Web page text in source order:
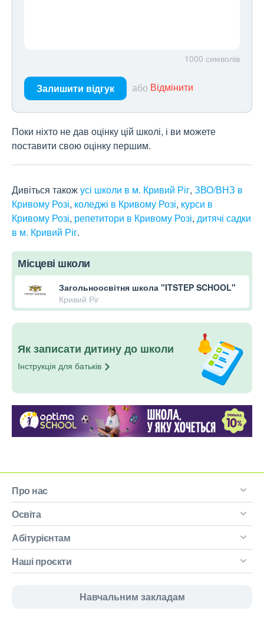
1000 символів
Залишити відгук або Відмінити
Поки ніхто не дав оцінку цій школі, і ви можете
поставити свою оцінку першим.
Дивіться такожусі школи в м. Кривий Ріг, ЗВО/ВНЗ в
Кривому Розі, коледжі в Кривому Розі, курси в
Кривому Розі, репетитори в Кривому Розі, дитячі садки
в м. Кривий Ріг.
Місцеві школи
Загольноосвітня школа "ITSTEP SCHOOL"
Кривий Ріг
Як записати дитину до школи
Інструкція для батьків
Про нас
Освіта
Абітурієнтам
Наші проєкти
Навчальним закладам